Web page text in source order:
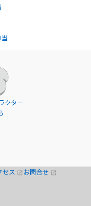
クター
セス open_in_newお問合せ open_in_new